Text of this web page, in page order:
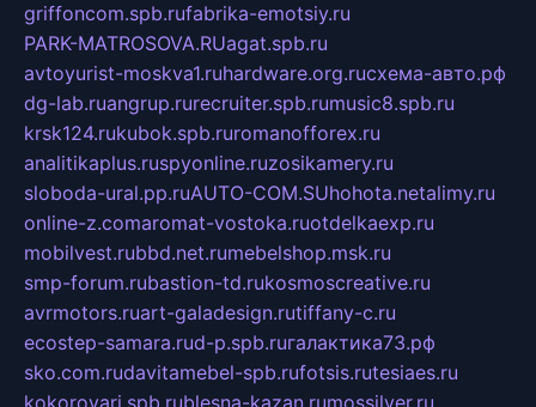
griffoncom.spb.rufabrika-emotsiy.ru
PARK-MATROSOVA.RUagat.spb.ru
avtoyurist-moskva1.ruhardware.org.ruсхема-авто.рф
dg-lab.ruangrup.rurecruiter.spb.rumusic8.spb.ru
krsk124.rukubok.spb.ruromanofforex.ru
analitikaplus.ruspyonline.ruzosikamery.ru
sloboda-ural.pp.ruAUTO-COM.SUhohota.netalimy.ru
online-z.comaromat-vostoka.ruotdelkaexp.ru
mobilvest.rubbd.net.rumebelshop.msk.ru
smp-forum.rubastion-td.rukosmoscreative.ru
avrmotors.ruart-galadesign.rutiffany-c.ru
ecostep-samara.rud-p.spb.ruгалактика73.рф
sko.com.rudavitamebel-spb.rufotsis.rutesiaes.ru